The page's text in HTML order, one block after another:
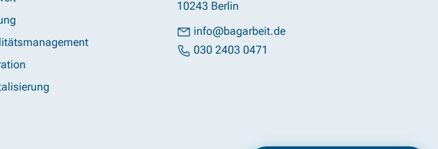
10243 Berlin
info@bagarbeit.de
030 2403 0471